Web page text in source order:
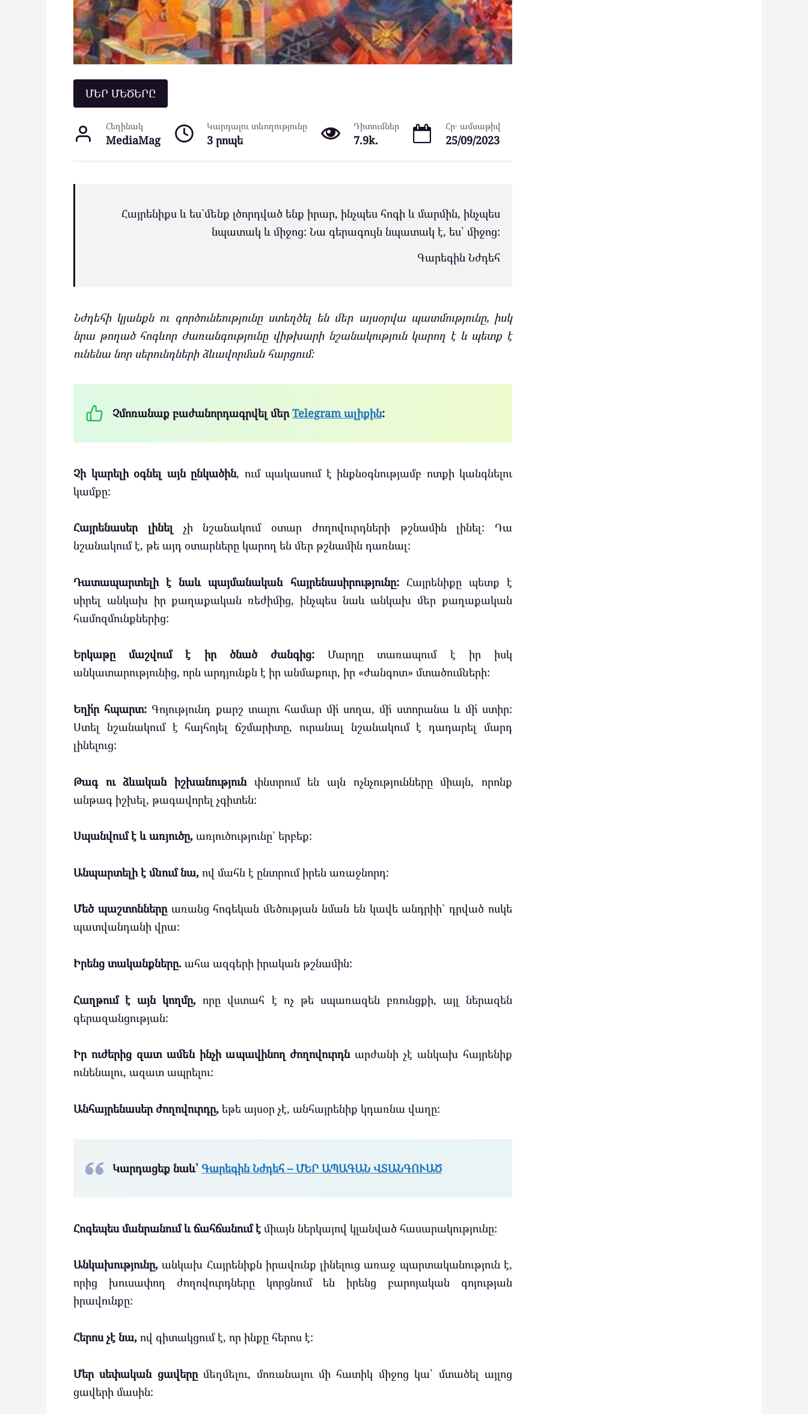
ՄԵՐ ՄԵԾԵՐԸ
Հեղինակ
MediaMag
Կարդալու տևողությունը
3 րոպե
Դիտումներ
7.9k.
Հր․ ամսաթիվ
25/09/2023
Հայրենիքս և ես`մենք լծորդված ենք իրար, ինչպես հոգի և մարմին, ինչպես
նպատակ և միջոց: Նա գերագույն նպատակ է, ես՝ միջոց:
Գարեգին Նժդեհ
Նժդեհի կյանքն ու գործունեությունը ստեղծել են մեր այսօրվա պատմությունը, իսկ
նրա թողած հոգևոր ժառանգությունը վիթխարի նշանակություն կարող է և պետք է
ունենա նոր սերունդների ձևավորման հարցում:
Չմոռանաք բաժանորդագրվել մերTelegram ալիքին:
Չի կարելի օգնել այն ընկածին, ում պակասում է ինքնօգնությամբ ոտքի կանգնելու
կամքը:
Հայրենասեր լինել չի նշանակում օտար ժողովուրդների թշնամին լինել: Դա
նշանակում է, թե այդ օտարները կարող են մեր թշնամին դառնալ:
Դատապարտելի է նաև պայմանական հայրենասիրությունը:Հայրենիքը պետք է
սիրել անկախ իր քաղաքական ռեժիմից, ինչպես նաև անկախ մեր քաղաքական
համոզմունքներից:
Երկաթը մաշվում է իր ծնած ժանգից: Մարդը տառապում է իր իսկ
անկատարությունից, որն արդյունքն է իր անմաքուր, իր «ժանգոտ» մտածումների:
Եղի՛ր հպարտ: Գոյությունդ քարշ տալու համար մի՛ սողա, մի՛ ստորանա և մի՛ ստիր:
Ստել նշանակում է հայհոյել ճշմարիտը, ուրանալ նշանակում է դադարել մարդ
լինելուց:
Թագ ու ձևական իշխանությունփնտրում են այն ոչնչությունները միայն, որոնք
անթագ իշխել, թագավորել չգիտեն:
Սպանվում է և առյուծը, առյուծությունը` երբեք:
Անպարտելի է մնում նա, ով մահն է ընտրում իրեն առաջնորդ:
Մեծ պաշտոններըառանց հոգեկան մեծության նման են կավե անդրիի` դրված ոսկե
պատվանդանի վրա:
Իրենց տականքները. ահա ազգերի իրական թշնամին:
Հաղթում է այն կողմը, որը վստահ է ոչ թե սպառազեն բռունցքի, այլ ներազեն
գերազանցության:
Իր ուժերից զատ ամեն ինչի ապավինող ժողովուրդնարժանի չէ անկախ հայրենիք
ունենալու, ազատ ապրելու:
Անհայրենասեր ժողովուրդը, եթե այսօր չէ, անհայրենիք կդառնա վաղը:
Կարդացեք նաև՝ Գարեգին Նժդեհ – ՄԵՐ ԱՊԱԳԱՆ ՎՏԱՆԳՈՒԱԾ
Հոգեպես մանրանում և ճահճանում է միայն ներկայով կլանված հասարակությունը:
Անկախությունը, անկախ Հայրենիքն իրավունք լինելուց առաջ պարտականություն է,
որից խուսափող ժողովուրդները կորցնում են իրենց բարոյական գոյության
իրավունքը:
Հերոս չէ նա, ով գիտակցում է, որ ինքը հերոս է:
Մեր սեփական ցավերըմեղմելու, մոռանալու մի հատիկ միջոց կա՝ մտածել այլոց
ցավերի մասին: